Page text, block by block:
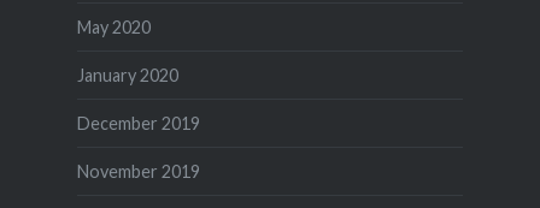
May 2020
January 2020
December 2019
November 2019